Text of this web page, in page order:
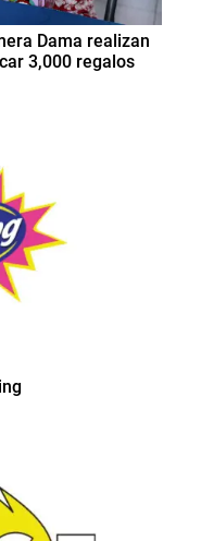
Dama realizan
3,000 regalos